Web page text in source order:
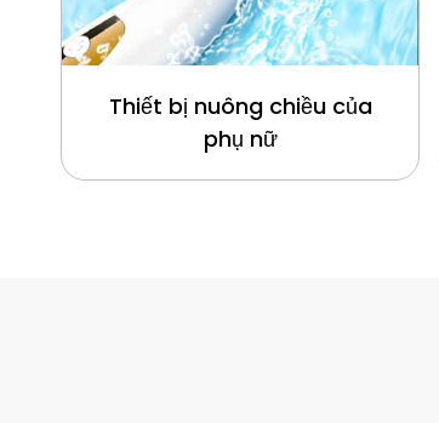
Thiết bị nuông chiều của
phụ nữ